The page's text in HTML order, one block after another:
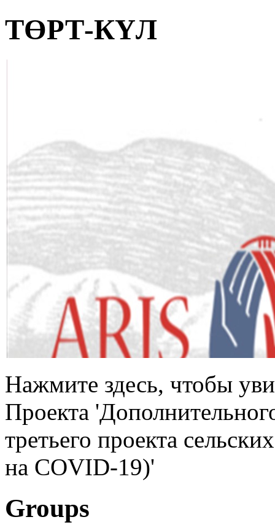
ТӨРТ-КҮЛ
Нажмите здесь, чтобы
Проекта
третьего проекта
на COVID-19)'
Groups